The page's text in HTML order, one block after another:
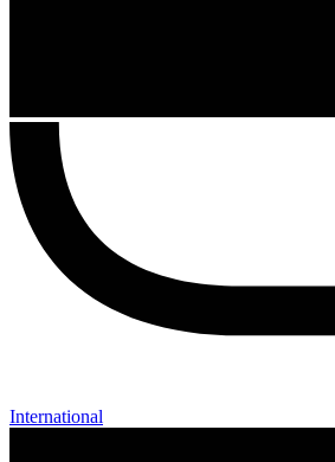
International